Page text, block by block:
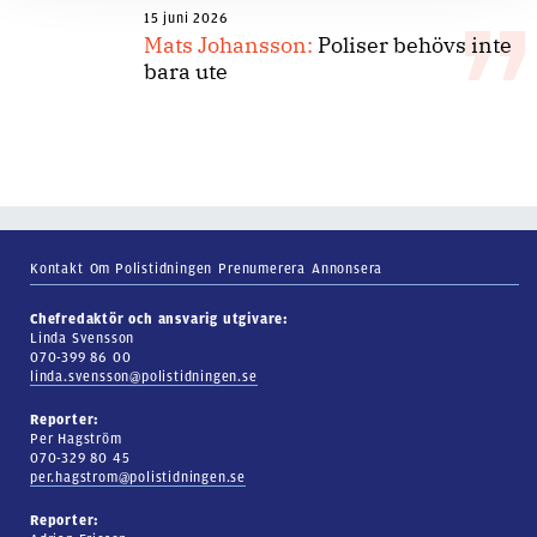
15 juni 2026
Mats Johansson: Poliser behövs inte
bara ute
Kontakt Om Polistidningen Prenumerera Annonsera
Chefredaktör och ansvarig utgivare:
Linda Svensson
070-399 86 00
linda.svensson@polistidningen.se
Reporter:
Per Hagström
070-329 80 45
per.hagstrom@polistidningen.se
Reporter: